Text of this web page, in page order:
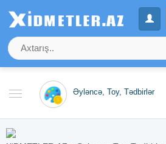
Əyləncə, Toy, Tədbirlər